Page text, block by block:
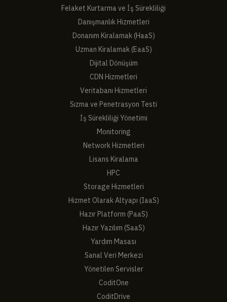
Felaket Kurtarma ve İş Sürekliliği
Danışmanlık Hizmetleri
Donanım Kiralamak (HaaS)
Uzman Kiralamak (EaaS)
Dijital Dönüşüm
CDN Hizmetleri
Veritabanı Hizmetleri
Sızma ve Penetrasyon Testi
İş Sürekliliği Yönetimi
Monitoring
Network Hizmetleri
Lisans Kiralama
HPC
Storage Hizmetleri
Hizmet Olarak Altyapı (IaaS)
Hazır Platform (PaaS)
Hazır Yazılım (SaaS)
Yardım Masası
Sanal Veri Merkezi
Yönetilen Servisler
CoditOne
CoditDrive